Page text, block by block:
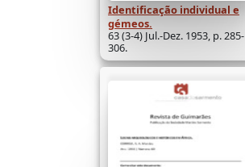
Identificação individual e
gémeos.
63 (3-4) Jul.-Dez. 1953, p. 285-
306.